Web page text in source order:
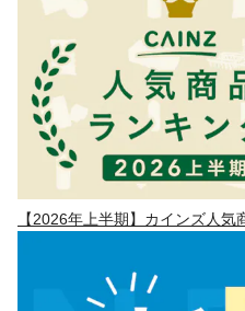
【2026年上半期】カインズ人気